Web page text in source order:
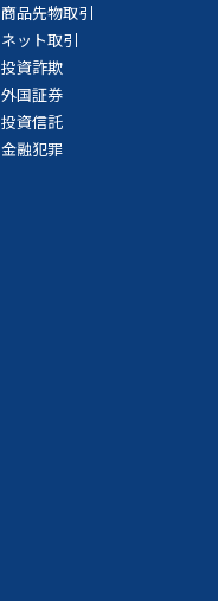
商品先物取引
ネット取引
投資詐欺
外国証券
投資信託
金融犯罪